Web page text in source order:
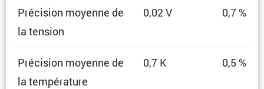
Préci­sion moyenne de
la tension
0,02 V 0,7 %
Préci­sion moyenne de
la température
0,7 K 0,5 %